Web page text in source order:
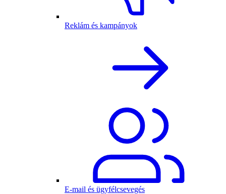
Reklám és kampányok
E-mail és ügyfélcsevegés